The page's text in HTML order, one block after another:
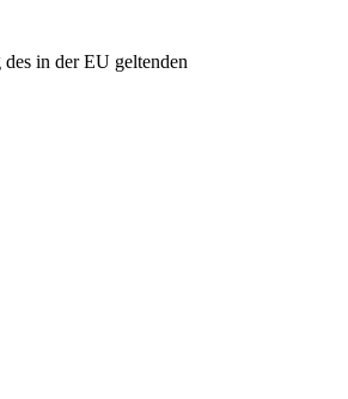
in der EU geltenden